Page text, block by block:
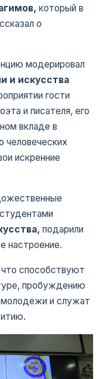
который в
о
модерировал
и искусства
гости
и писателя, его
вкладе в
человеческих
искренние
подарили
настроение.
способствуют
пробуждению
и служат